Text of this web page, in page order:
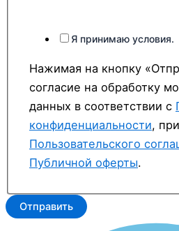
Я принимаю условия.
Нажимая на кнопку
согласие на обработку
данных в соответствии с
конфиденциальности,
Пользовательского
Публичной оферты.
Отправить